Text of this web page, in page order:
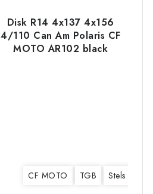
Disk R14 4x137 4x156
4/110 Can Am Polaris CF
MOTO AR102 black
CF MOTO TGB Stels